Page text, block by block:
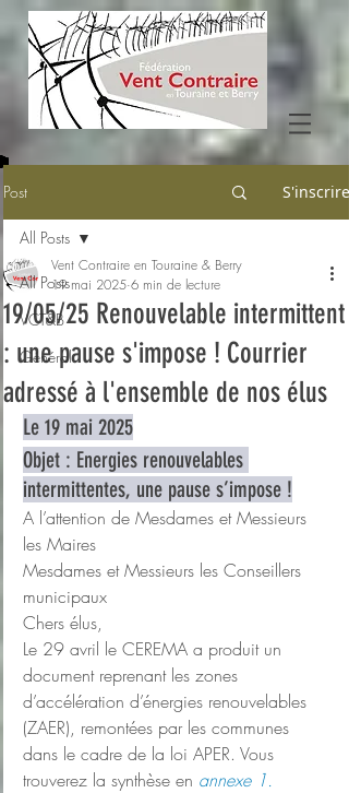
Post S'inscrire
All Posts
VCT&B
Général
All Posts
19/05/25 Renouvelable intermittent
: une pause s'impose ! Courrier
adressé à l'ensemble de nos élus
Vent Contraire en Touraine & Berry
19 mai 2025 6 min de lecture
Le 19 mai 2025
Objet : Energies renouvelables
intermittentes, une pause s’impose !
A l’attention de Mesdames et Messieurs
les Maires
Mesdames et Messieurs les Conseillers
municipaux
Chers élus,
Le 29 avril le CEREMA a produit un
document reprenant les zones
d’accélération d’énergies renouvelables
(ZAER), remontées par les communes
dans le cadre de la loi APER. Vous
trouverez la synthèse en annexe 1.